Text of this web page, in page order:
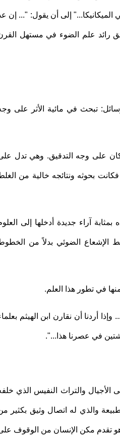
الميكانيكا..." إلى أن يقول: "... إن
رائد علم الضوء في مستهل
تبحث في مائية الأثر على
على وجه التدقيق. وهي تدل
بحوثه ونتائجه خالية من
آراء جديدة أدخلها إلى
الإشعاع الضوئي بدلاً من
في تطور هذا العلم.
أردنا أن نقارن ابن الهيثم
في عصرنا هذا...".
الأجيال والتراث النفيس الذي
والذي له اتصال وثيق بكثير
تقدم مكن الإنسان من الوقوف